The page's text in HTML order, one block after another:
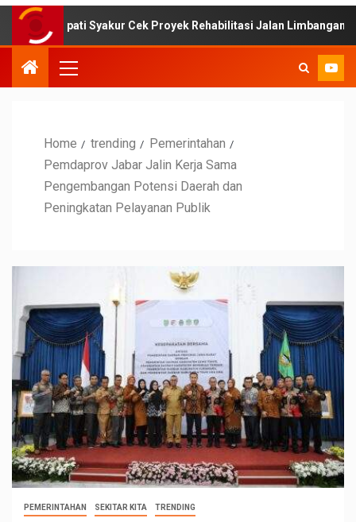
Syakur Cek Proyek Rehabilitasi Jalan Limbangan–Selaawi
Home trending
Pemerintahan
Pemdaprov Jabar Jalin Kerja Sama
Pengembangan Potensi Daerah dan
Peningkatan Pelayanan Publik
PEMERINTAHAN SEKITAR KITA TRENDING